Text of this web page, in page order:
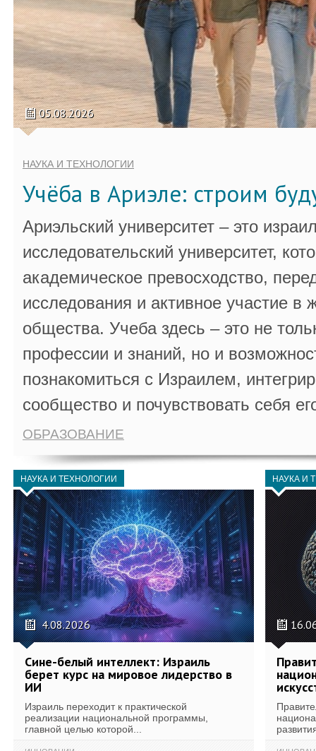
05.08.2026
НАУКА И ТЕХНОЛОГИИ
Учёба в Ариэле: строим
Ариэльский университет – это
исследовательский университет,
академическое превосходство,
исследования и активное участие в
общества. Учеба здесь – это не
профессии и знаний, но и
познакомиться с Израилем,
сообщество и почувствовать себя
ОБРАЗОВАНИЕ
НАУКА И ТЕХНОЛОГИИ
4.08.2026
Сине-белый интеллект: Израиль
берет курс на мировое лидерство в
ИИ
Израиль переходит к практической
реализации национальной программы,
главной целью которой...
НАУКА И